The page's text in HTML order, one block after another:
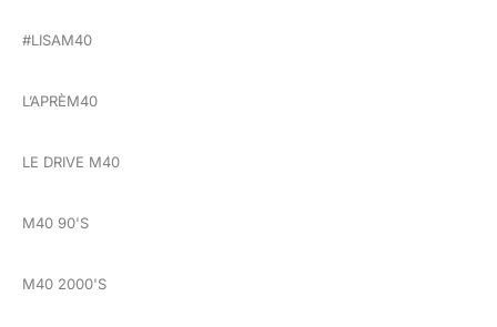
#LISAM40
L’APRÈM40
LE DRIVE M40
M40 90'S
M40 2000'S